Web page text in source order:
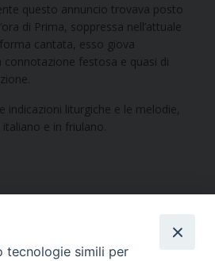
questo annuncio trovava posto
di Prima, soppressa nell’attuale
cantata, esso giova
connotazione festosa e quasi di
indicazioni liturgiche e le melodie,
e in friulano.
tecnologie simili per